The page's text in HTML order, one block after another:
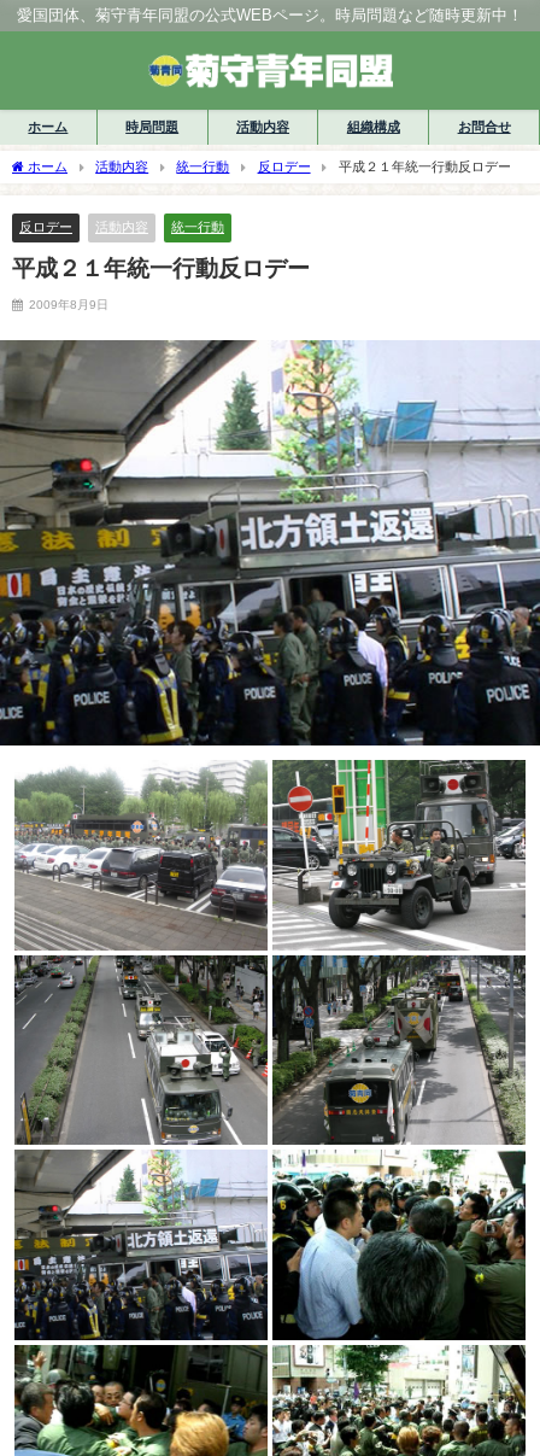
愛国団体、菊守青年同盟の公式WEBページ。時局問題など随時更新中！
ホーム 時局問題 活動内容 組織構成 お問合せ
ホーム 活動内容 統一行動 反ロデー 平成２１年統一行動反ロデー
反ロデー 活動内容 統一行動
平成２１年統一行動反ロデー
2009年8月9日